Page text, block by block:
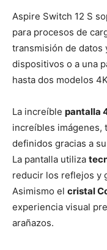
Aspire Switch 12 S
para procesos de
transmisión de datos
dispositivos o a una
hasta dos modelos
La increíble pantalla
increíbles imágenes,
definidos gracias a
La pantalla utiliza
reducir los reflejos y
Asimismo el cristal
experiencia visual
arañazos.